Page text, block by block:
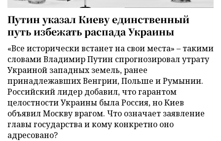
Путин указал Киеву единственный
путь избежать распада Украины
«Все исторически встанет на свои места» – такими
словами Владимир Путин спрогнозировал утрату
Украиной западных земель, ранее
принадлежавших Венгрии, Польше и Румынии.
Российский лидер добавил, что гарантом
целостности Украины была Россия, но Киев
объявил Москву врагом. Что означает заявление
главы государства и кому конкретно оно
адресовано?